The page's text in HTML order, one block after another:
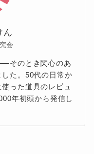
ん
会
そのとき関心のあ
た。50代の日常か
った道具のレビュ
年初頭から発信し